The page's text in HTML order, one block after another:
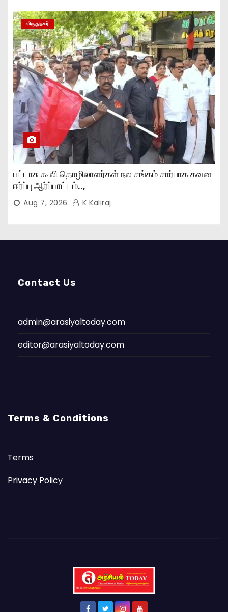
விருதுநகர்
பட்டாசு கூலி தொழிலாளர்கள் நல சங்கம் சார்பாக கவன
ஈர்ப்பு ஆர்ப்பாட்டம்..,
Aug 7, 2026 K Kaliraj
Contact Us
admin@arasiyaltoday.com
editor@arasiyaltoday.com
Terms & Conditions
Terms
Privacy Policy